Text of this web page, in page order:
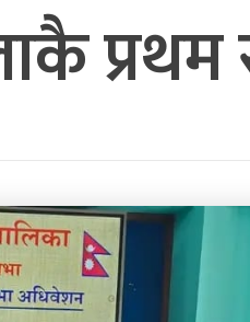
प्रथम